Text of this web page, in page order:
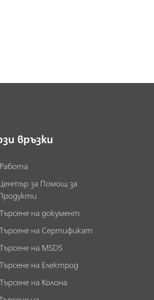
връзки
Работа
за Помощ за
Търсене на документ
Търсене на Сертификат
Търсене на MSDS
Търсене на Електрод
Търсене на Колона